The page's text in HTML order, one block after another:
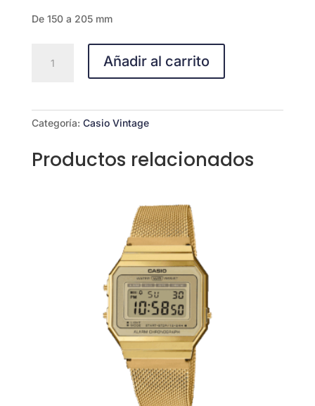
De 150 a 205 mm
130WEG-
Añadir al carrito
Categoría: Casio Vintage
Productos relacionados